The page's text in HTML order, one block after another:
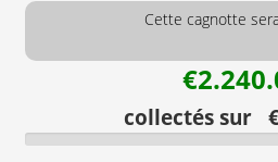
Cette cagnotte
collectés sur